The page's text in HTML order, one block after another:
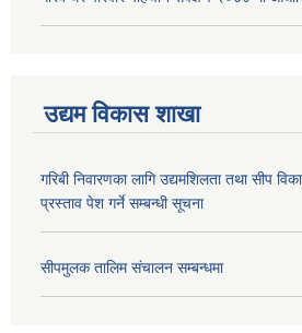
उद्यम विकास शाखा
गरिबी निवारणका लागि उद्यमशिलता तथा सीप
प्रस्ताव पेश गर्ने सम्बन्धी सूचना
सीपमुलक तालिम संचालन सम्बन्धमा